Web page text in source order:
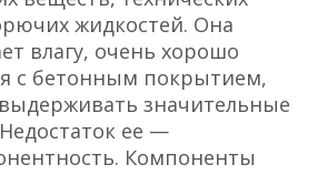
жидкостей. Она
влагу, очень хорошо
с бетонным покрытием,
значительные
ее —
Компоненты